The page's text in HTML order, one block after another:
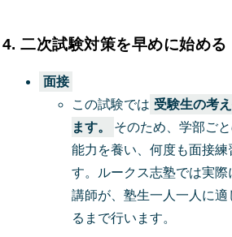
4. 二次試験対策を早めに始める
面接
この試験では 受験生の考
ます。
そのため、学部ご
能力を養い、何度も面接
す。ルークス志塾では実
講師が、塾生一人一人に
るまで行います。